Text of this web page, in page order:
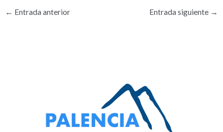
← Entrada anterior Entrada siguiente →